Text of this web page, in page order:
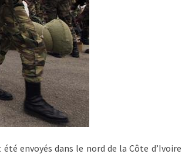
envoyés dans le nord de la Côte d’Ivoire